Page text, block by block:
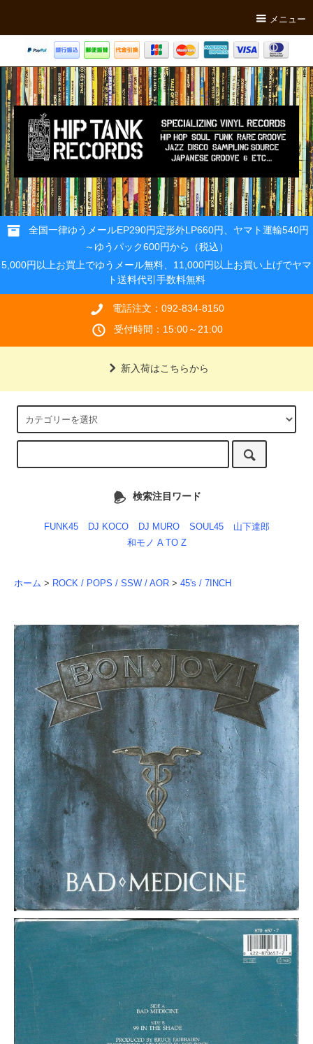
メニュー
全国一律ゆうメールEP290円定形外LP660円、ヤマト運輸540円
～ゆうパック600円から（税込）
5,000円以上お買上でゆうメール無料、11,000円以上お買い上げでヤマ
ト送料代引手数料無料
電話注文：092-834-8150
受付時間：15:00～21:00
新入荷はこちらから
検索注目ワード
FUNK45 DJ KOCO DJ MURO SOUL45
山下達郎
和モノ A TO Z
ホーム > ROCK / POPS / SSW / AOR > 45's / 7INCH